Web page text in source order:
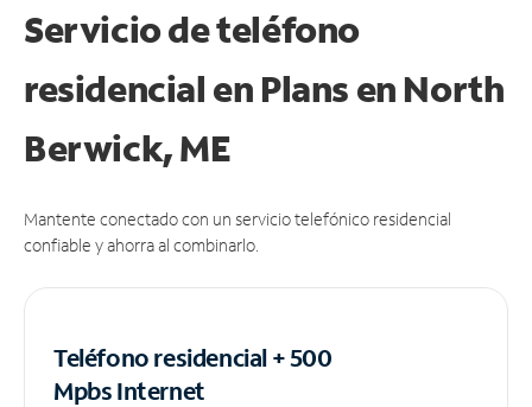
Servicio de teléfono
residencial en Plans en North
Berwick, ME
Mantente conectado con un servicio telefónico residencial
confiable y ahorra al combinarlo.
Teléfono residencial + 500
MpbsInternet